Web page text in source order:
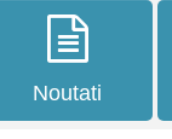
Noutati